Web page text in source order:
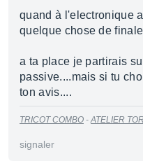
quand à l'electronique
quelque chose de
a ta place je partirais
passive....mais si tu
ton avis....
TRICOT COMBO -ATELIER
signaler